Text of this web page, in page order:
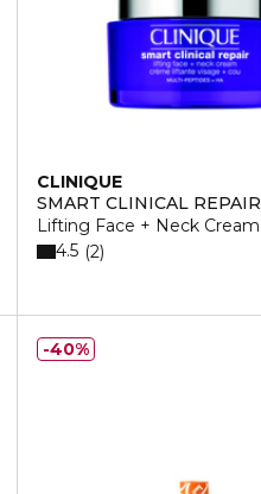
CLINIQUE
SMART CLINICAL REPAIR
Lifting Face + Neck Cream
4.5 2
40%